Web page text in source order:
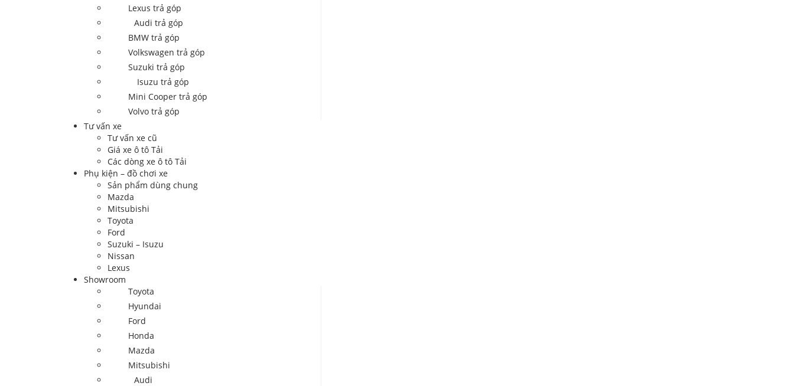
Lexus trả góp
Audi trả góp
BMW trả góp
Volkswagen trả góp
Suzuki trả góp
Isuzu trả góp
Mini Cooper trả góp
Volvo trả góp
Tư vấn xe
Tư vấn xe cũ
Giá xe ô tô Tải
Các dòng xe ô tô Tải
Phụ kiện – đồ chơi xe
Sản phẩm dùng chung
Mazda
Mitsubishi
Toyota
Ford
Suzuki – Isuzu
Nissan
Lexus
Showroom
Toyota
Hyundai
Ford
Honda
Mazda
Mitsubishi
Audi